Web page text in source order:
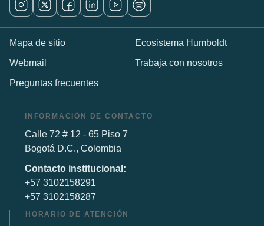
Mapa de sitio
Ecosistema Humboldt
Webmail
Trabaja con nosotros
Preguntas frecuentes
INFORMACIÓN DE CONTACTO
Calle 72 # 12 - 65 Piso 7
Bogotá D.C., Colombia
Contacto institucional:
+57 3102158291
+57 3102158287
HORARIO DE ATENCIÓN